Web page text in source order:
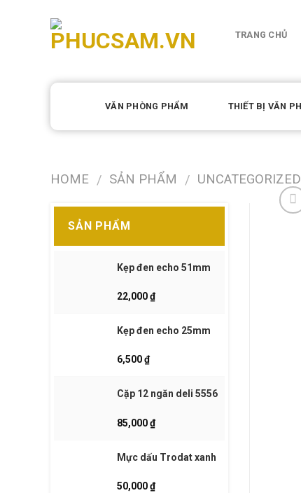
TRANG CHỦ
VĂN PHÒNG PHẨM THIẾT BỊ VĂN
HOME / SẢN PHẨM / UNCATEGORIZED
SẢN PHẨM
Kẹp đen echo 51mm
22,000₫
Kẹp đen echo 25mm
6,500₫
Cặp 12 ngăn deli 5556
85,000₫
Mực dấu Trodat xanh
50,000₫